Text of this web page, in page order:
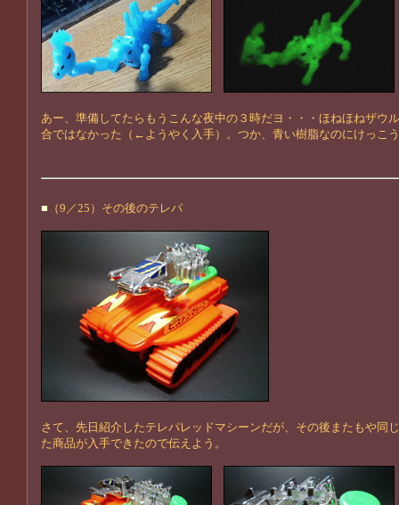
あー、準備してたらもうこんな夜中の３時だヨ・・・ほねほねザウ
合ではなかった（←ようやく入手）。つか、青い樹脂なのにけっこ
■ （9／25）その後のテレパ
さて、先日紹介したテレパレッドマシーンだが、その後またもや同
た商品が入手できたので伝えよう。